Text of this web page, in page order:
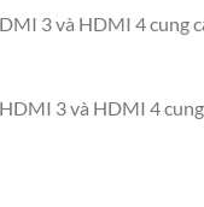
3 và HDMI 4 cung
3 và HDMI 4